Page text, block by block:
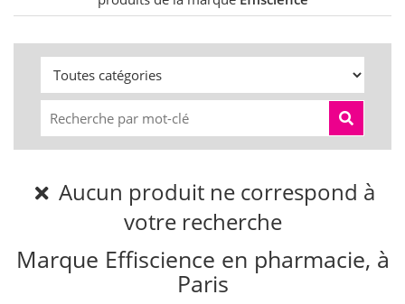
Aucun produit ne correspond à
votre recherche
Marque Effiscience en pharmacie, à
Paris